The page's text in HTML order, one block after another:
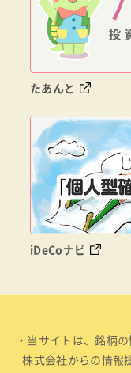
たあんと
iDeCoナビ
・当サイトは、銘柄
株式会社からの情報